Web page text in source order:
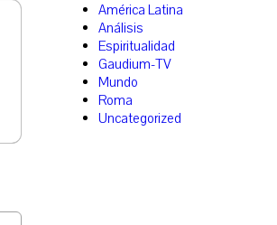
América Latina
Análisis
Espiritualidad
Gaudium-TV
Mundo
Roma
Uncategorized